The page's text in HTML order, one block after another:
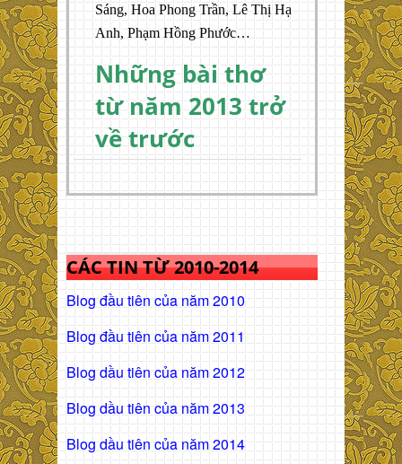
Sáng, Hoa Phong Trần, Lê Thị Hạ
Anh, Phạm Hồng Phước…
Những bài thơ
từ năm 2013 trở
về trước
CÁC TIN TỪ 2010-2014
Blog đầu tiên của năm 2010
Blog đầu tiên của năm 2011
Blog dầu tiên của năm 2012
Blog dầu tiên của năm 2013
Blog dầu tiên của năm 2014